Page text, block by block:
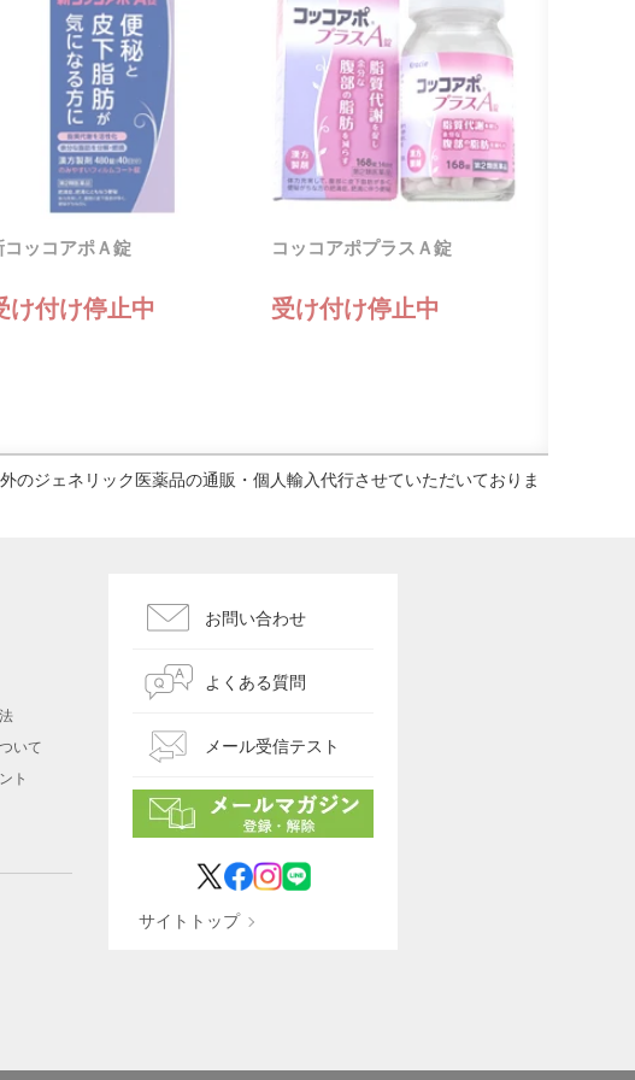
コッコアポＡ錠
け付け停止中
コッコアポプラスＡ錠
受け付け停止中
ジェネリック医薬品の通販・個人輸入代行させていただいておりま
いて
ト
お問い合わせ
よくある質問
メール受信テスト
サイトトップ